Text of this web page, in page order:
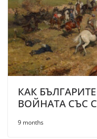
КАК
ВОЙНАТА СЪС
9 months